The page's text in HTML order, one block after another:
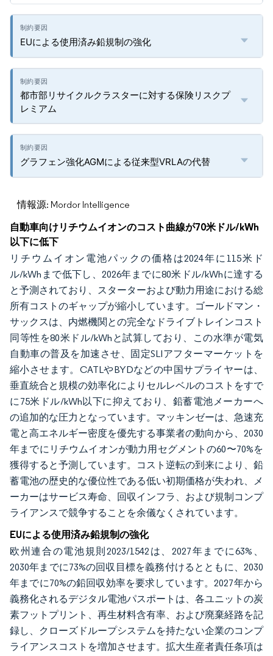
EUによる使用済み鉛規制の強化
都市部リサイクルクラスターに対する保険リスクプ
レミアム
グラフェン強化AGMによる従来型VRLAの代替
情報源: Mordor Intelligence
自動車向けリチウムイオンのコスト曲線が70米ドル/kWh
以下に低下
リチウムイオン電池パックの価格は2024年に115米ド
ル/kWhまで低下し、2026年までに80米ドル/kWhに達する
と予測されており、スターターおよび動力用途における総
所有コストのギャップが縮小しています。ゴールドマン・
サックスは、内燃機関との完全なドライブトレインコスト
同等性を80米ドル/kWhと試算しており、この水準が電気
自動車の普及を加速させ、固定SLIアフターマーケットを
縮小させます。CATLやBYDなどの中国サプライヤーは、
垂直統合と規模の効率化によりセルレベルのコストをすで
に75米ドル/kWh以下に抑えており、鉛蓄電池メーカーへ
の追加的な圧力となっています。マッキンゼーは、急速充
電と高エネルギー密度を優先する事業者の動向から、2030
年までにリチウムイオンが動力用セグメントの60〜70%を
獲得すると予測しています。コスト逆転の到来により、鉛
蓄電池の歴史的な優位性である低い初期価格が失われ、メ
ーカーはサービス寿命、回収インフラ、および規制コンプ
ライアンスで競争することを余儀なくされています。
EUによる使用済み鉛規制の強化
欧州連合の電池規則2023/1542は、2027年までに63%、
2030年までに73%の回収目標を義務付けるとともに、2030
年までに70%の鉛回収効率を要求しています。2027年から
義務化されるデジタル電池パスポートは、各ユニットの炭
素フットプリント、再生材料含有率、および廃棄経路を記
録し、クローズドループシステムを持たない企業のコンプ
ライアンスコストを増加させます。拡大生産者責任条項は